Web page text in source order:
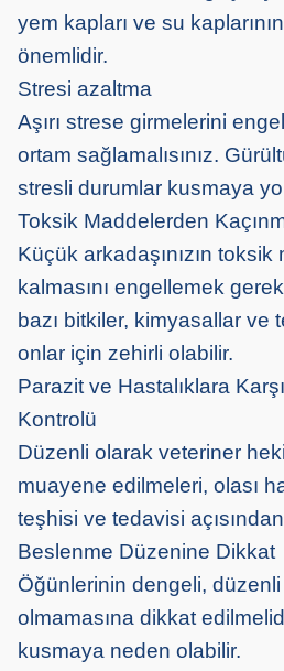
yem kapları ve su
önemlidir.
Stresi azaltma
Aşırı strese girmelerini
ortam sağlamalısınız.
stresli durumlar kusmaya
Toksik Maddelerden
Küçük arkadaşınızın
kalmasını engellemek
bazı bitkiler, kimyasallar ve
onlar için zehirli olabilir.
Parazit ve Hastalıklara
Kontrolü
Düzenli olarak veteriner
muayene edilmeleri, olası
teşhisi ve tedavisi
Beslenme Düzenine Dikkat
Öğünlerinin dengeli, düzenli
olmamasına dikkat
kusmaya neden olabilir.